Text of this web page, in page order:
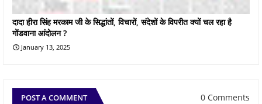
दादा हीरा सिंह मरकाम जी के सिद्धांतों, विचारों, संदेशों के विपरीत क्यों चल रहा है
गोंडवाना आंदोलन ?
January 13, 2025
POST A COMMENT 0 Comments